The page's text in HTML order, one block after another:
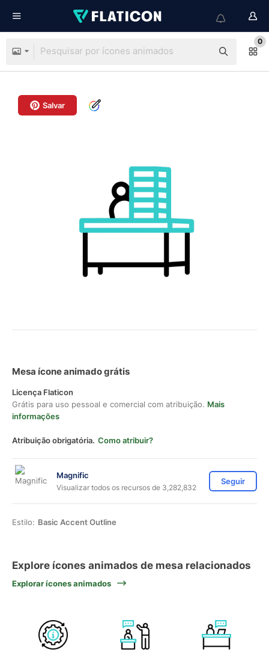
0
Salvar
Mesa ícone animado grátis
Licença Flaticon
Grátis para uso pessoal e comercial com atribuição. Mais
informações
Atribuição obrigatória. Como atribuir?
Magnific
Visualizar todos os recursos de 3,282,832
Seguir
Estilo: Basic Accent Outline
Explore ícones animados de mesa relacionados
Explorar ícones animados